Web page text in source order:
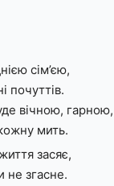
сім’єю,
почуттів.
вічною, гарною,
мить.
засяє,
не згасне.